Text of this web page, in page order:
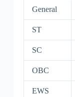
General
ST
SC
OBC
EWS